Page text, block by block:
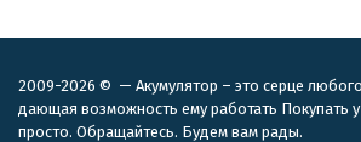
2009-2026 © — Акумулятор – это серце
дающая возможность ему работать Покупать у
просто. Обращайтесь. Будем вам рады.